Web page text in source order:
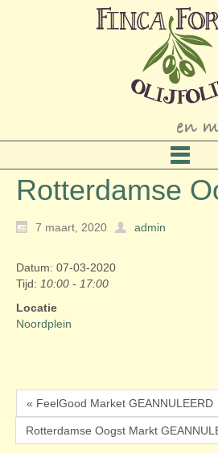
Rotterdamse
7 maart, 2020
admin
Datum: 07-03-2020
Tijd: 10:00 - 17:00
Locatie
Noordplein
« FeelGood Market GEANNULEERD
Rotterdamse Oogst Markt